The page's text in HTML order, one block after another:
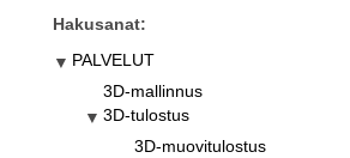
Hakusanat:
PALVELUT
3D-mallinnus
3D-tulostus
3D-muovitulostus